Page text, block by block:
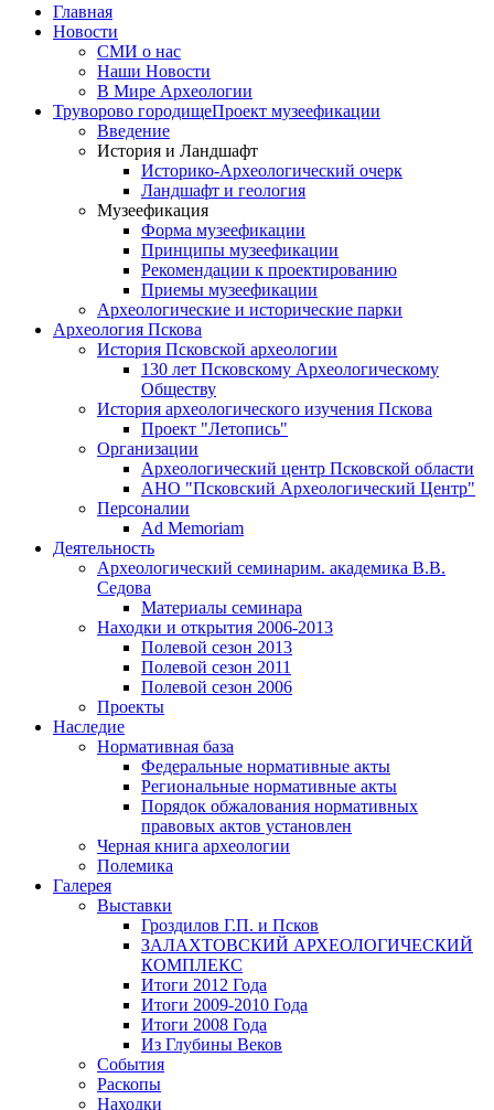
Главная
Новости
СМИ о нас
Наши Новости
В Мире Археологии
Труворово городищеПроект музеефикации
Введение
История и Ландшафт
Историко-Археологический очерк
Ландшафт и геология
Музеефикация
Форма музеефикации
Принципы музеефикации
Рекомендации к проектированию
Приемы музеефикации
Археологические и исторические парки
Археология Пскова
История Псковской археологии
130 лет Псковскому Археологическому
Обществу
История археологического изучения Пскова
Проект "Летопись"
Организации
Археологический центр Псковской области
АНО "Псковский Археологический Центр"
Персоналии
Ad Memoriam
Деятельность
Археологический семинарим. академика В.В.
Седова
Материалы семинара
Находки и открытия 2006-2013
Полевой сезон 2013
Полевой сезон 2011
Полевой сезон 2006
Проекты
Наследие
Нормативная база
Федеральные нормативные акты
Региональные нормативные акты
Порядок обжалования нормативных
правовых актов установлен
Черная книга археологии
Полемика
Галерея
Выставки
Гроздилов Г.П. и Псков
ЗАЛАХТОВСКИЙ АРХЕОЛОГИЧЕСКИЙ
КОМПЛЕКС
Итоги 2012 Года
Итоги 2009-2010 Года
Итоги 2008 Года
Из Глубины Веков
События
Раскопы
Находки